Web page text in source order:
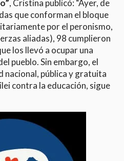
, Cristina publicó: “Ayer, de
que conforman el bloque
por el peronismo,
aliadas), 98 cumplieron
los llevó a ocupar una
pueblo. Sin embargo, el
pública y gratuita
contra la educación, sigue